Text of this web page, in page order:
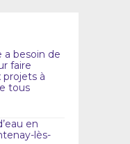
a besoin de
faire
projets à
tous
en
lès-